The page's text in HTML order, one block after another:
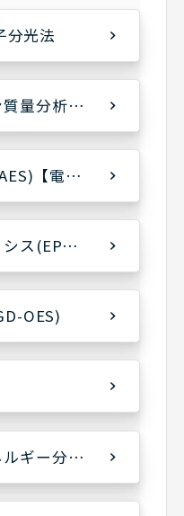
分光法
SIMS)
(FE-AES)】
FE-EPMA)
OES)
光法(SEM-EDX)